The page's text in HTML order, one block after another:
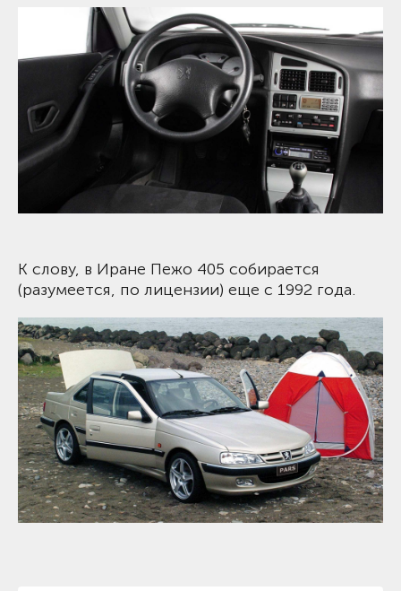
К слову, в Иране Пежо 405 собирается
(разумеется, по лицензии) еще с 1992 года.